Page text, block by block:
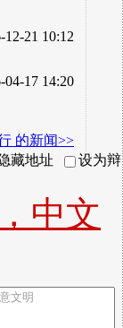
12-21 10:12
04-17 14:20
的新闻>>
藏地址
设为辩
中文